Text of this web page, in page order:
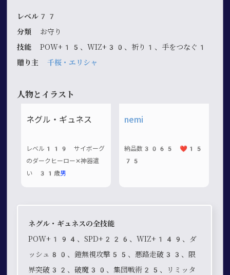
レベル77
分類 お守り
技能 POW+15、WIZ+30、祈り1、手をつなぐ1
贈り主千桜・エリシャ
人物とイラスト
ネグル・ギュネス
レベル119 サイボーグ
のダークヒーロー✕神器遣
い 31歳男
nemi
納品数3065 ❤️15
75
ネグル・ギュネスの全技能
POW+194、SPD+226、WIZ+149、ダ
ッシュ80、鎧無視攻撃55、悪路走破33、限
界突破32、破魔30、集団戦術25、リミッタ